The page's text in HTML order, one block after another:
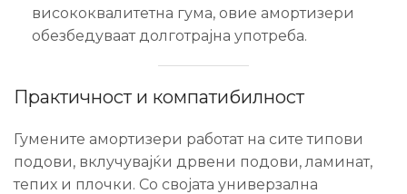
висококвалитетна гума, овие амортизери
обезбедуваат долготрајна употреба.
Практичност и компатибилност
Гумените амортизери работат на сите типови
подови, вклучувајќи дрвени подови, ламинат,
тепих и плочки. Со својата универзална